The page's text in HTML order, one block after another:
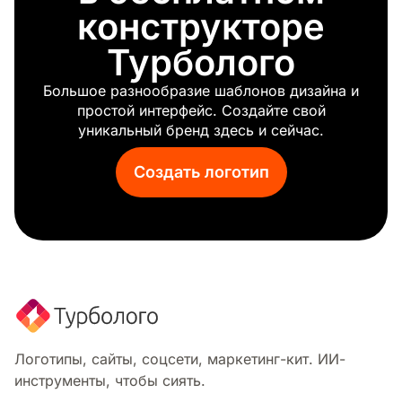
Аэрокосмический
Космический
Звуковая волна
Днк
Меркурий
конструкторе
Турболого
Большое разнообразие шаблонов дизайна и
простой интерфейс. Создайте свой
уникальный бренд здесь и сейчас.
Создать логотип
Логотипы, сайты, соцсети, маркетинг-кит. ИИ-
инструменты, чтобы сиять.